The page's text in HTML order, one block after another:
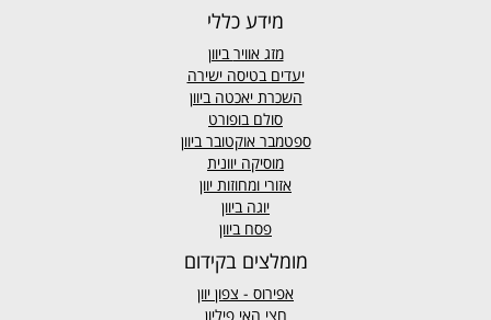
מידע כללי
מזג אוויר ביוון
יעדים בטיסה ישירה
השכרת יאכטה ביוון
סולם בופורט
ספטמבר אוקטובר ביוון
מוסיקה יוונית
אזורי ומחוזות יוון
יוגה ביוון
פסח ביוון
מומלצים בקידום
אפירוס - צפון יוון
חצי האי פיליון